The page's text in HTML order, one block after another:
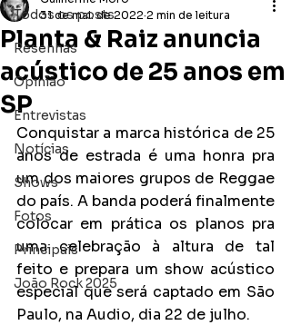
Todos os posts
Resenhas
Opinião
Entrevistas
Notícias
Shows
Fotos
Principais
João Rock 2025
Planta & Raiz anuncia
acústico de 25 anos em
SP
31 de mai. de 2022 2 min de leitura
Conquistar a marca histórica de 25
anos de estrada é uma honra pra
um dos maiores grupos de Reggae
do país. A banda poderá finalmente
colocar em prática os planos pra
uma celebração à altura de tal
feito e prepara um show acústico
especial que será captado em São
Paulo, na Audio, dia 22 de julho.